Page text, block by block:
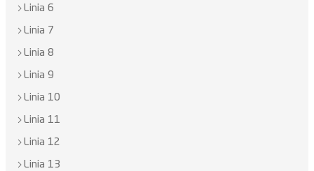
Linia 6
Linia 7
Linia 8
Linia 9
Linia 10
Linia 11
Linia 12
Linia 13